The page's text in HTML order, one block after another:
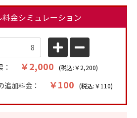
料金シミュレーション
￥2,000 (税込:￥2,200)
加料金： ￥100 (税込:￥110)